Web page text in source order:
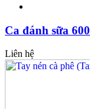
Ca đánh sữa
Liên hệ